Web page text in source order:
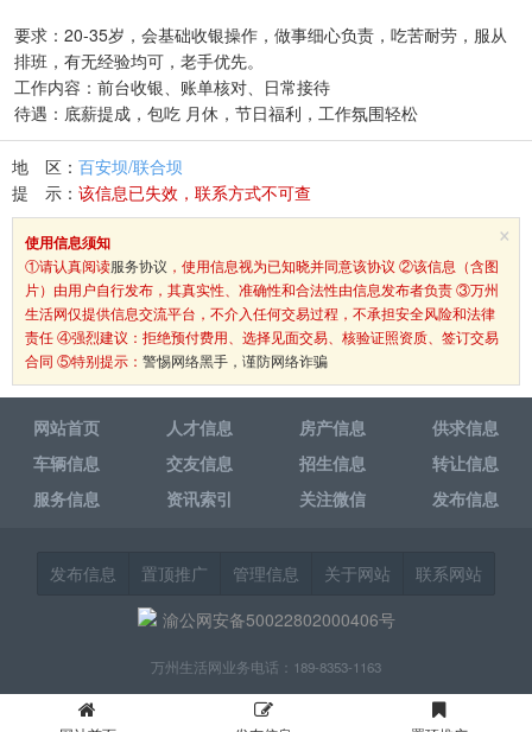
要求：20-35岁，会基础收银操作，做事细心负责，吃苦耐劳，服从
排班，有无经验均可，老手优先。
工作内容：前台收银、账单核对、日常接待
待遇：底薪提成，包吃 月休，节日福利，工作氛围轻松
地 区： 百安坝/联合坝
提 示： 该信息已失效，联系方式不可查
×
使用信息须知
①请认真阅读服务协议 ，使用信息视为已知晓并同意该协议 ②该信息（含图
片）由用户自行发布，其真实性、准确性和合法性由信息发布者负责 ③万州
生活网仅提供信息交流平台，不介入任何交易过程，不承担安全风险和法律
责任 ④强烈建议：拒绝预付费用、选择见面交易、核验证照资质、签订交易
合同 ⑤特别提示： 警惕网络黑手，谨防网络诈骗
网站首页 人才信息 房产信息
供求信息
车辆信息
交友信息 招生信息
转让信息
服务信息
资讯索引 关注微信 发布信息
发布信息 置顶推广 管理信息 关于网站
联系网站
渝公网安备50022802000406号
万州生活网业务电话：189-8353-1163